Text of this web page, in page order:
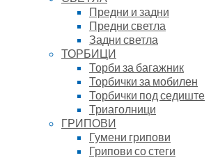
Предни и задни
Предни светла
Задни светла
ТОРБИЦИ
Торби за багажник
Торбички за мобилен
Торбички под седиште
Триаголници
ГРИПОВИ
Гумени грипови
Грипови со стеги